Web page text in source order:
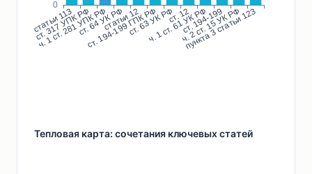
Тепловая карта: сочетания ключевых статей